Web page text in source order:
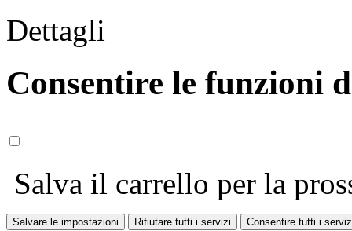
Dettagli
Consentire le funzioni
Salva il carrello per la
Salvare le impostazioni Rifiutare tutti i servizi Consentire tutti i